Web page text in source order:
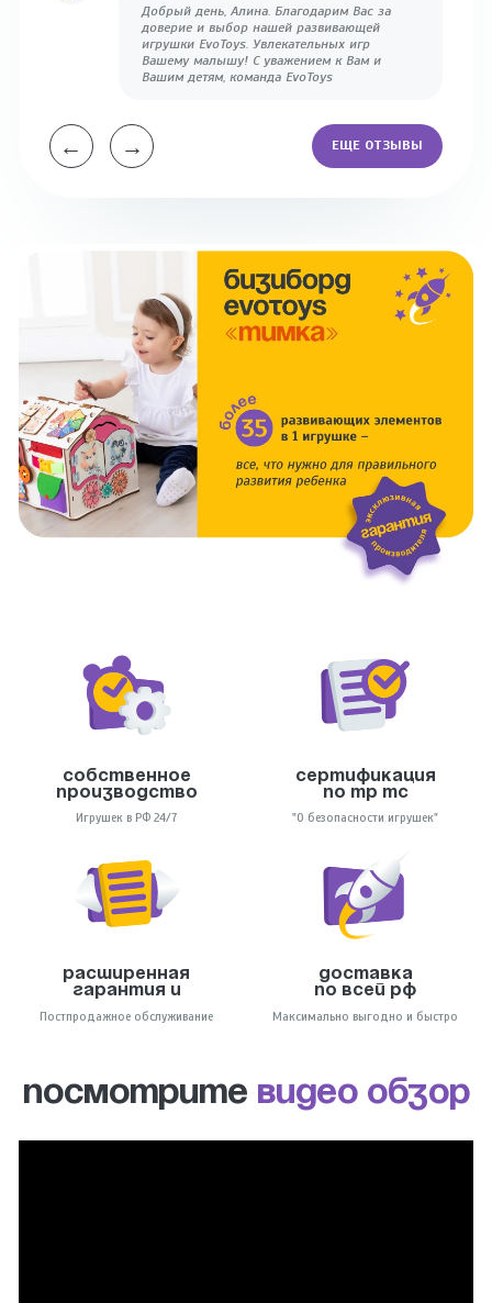
Добрый день, Алина. Благодарим Вас за
доверие и выбор нашей развивающей
игрушки EvoToys. Увлекательных игр
Вашему малышу! С уважением к Вам и
Вашим детям, команда EvoToys
← → ЕЩЕ ОТЗЫВЫ
Собственное
производство
Игрушек в РФ 24/7
Сертификация
по тр тс
"О безопасности игрушек"
Расширенная
гарантия и
Постпродажное обслуживание
Доставка
по всей РФ
Максимально выгодно и быстро
ПОСМОТРИТЕ ВИДЕО ОБЗОР